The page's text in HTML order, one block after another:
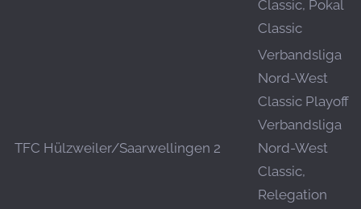
Classic, Pokal
Classic
TFC Hülzweiler/Saarwellingen 2
Verbandsliga
Nord-West
Classic Playoff,
Verbandsliga
Nord-West
Classic,
Relegation